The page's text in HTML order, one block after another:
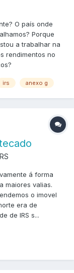
O país onde
Porque
a trabalhar na
rendimentos no
irs anexo g
á forma
maiores valias.
o imovel
era de
de IRS s...